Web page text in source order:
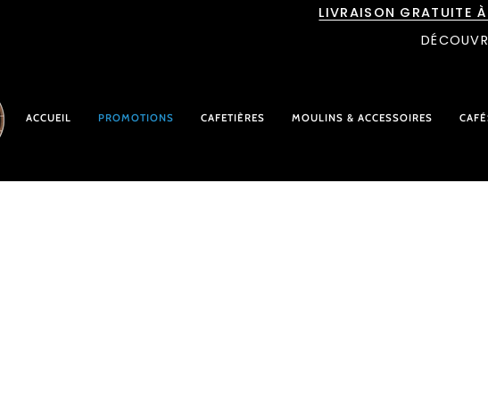
LIVRAISON GRATUITE
ACCUEIL PROMOTIONS CAFETIÈRES MOULINS & ACCESSOIRES